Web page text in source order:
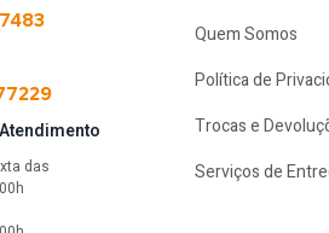
3,0 x 3,0 x 2,5 m
Cobertura:
Poliéster Oxford com
Treliças de alumínio e pernas de aço
NTK
das
Quem Somos
Política de
Trocas e
Serviços de